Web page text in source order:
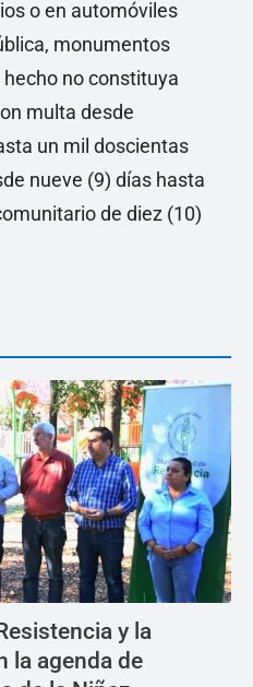
o en automóviles
monumentos
no constituya
multa desde
un mil doscientas
nueve (9) días hasta
de diez (10)
y la
la agenda de